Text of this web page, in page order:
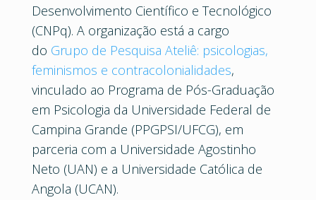
Desenvolvimento Científico e Tecnológico
(CNPq). A organização está a cargo
do Grupo de Pesquisa Ateliê: psicologias,
feminismos e contracolonialidades,
vinculado ao Programa de Pós-Graduação
em Psicologia da Universidade Federal de
Campina Grande (PPGPSI/UFCG), em
parceria com a Universidade Agostinho
Neto (UAN) e a Universidade Católica de
Angola (UCAN).